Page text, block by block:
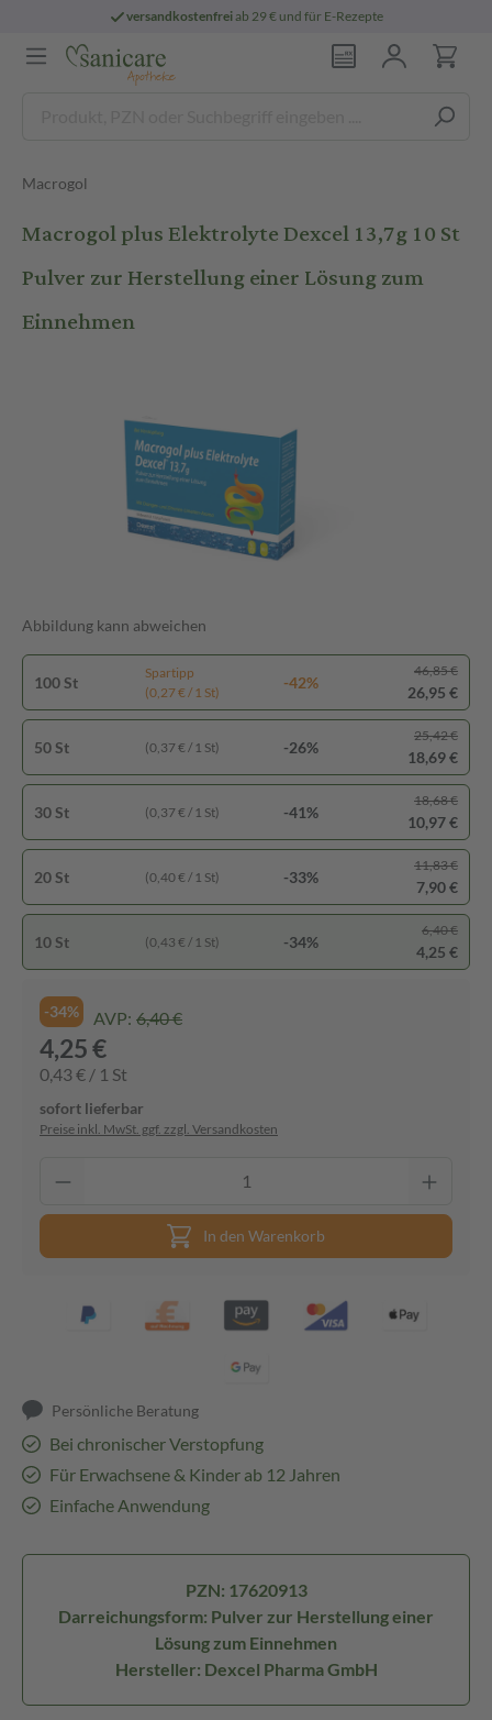
versandkostenfreiab 29 € und für E-Rezepte
Macrogol
Macrogol plus Elektrolyte Dexcel 13,7g 10 St
Pulver zur Herstellung einer Lösung zum
Einnehmen
Abbildung kann abweichen
100 St
Spartipp
(0,27 € / 1 St)
-42%
46,85 €
26,95 €
50 St (0,37 € / 1 St) -26%
25,42 €
18,69 €
30 St (0,37 € / 1 St) -41%
18,68 €
10,97 €
20 St (0,40 € / 1 St) -33%
11,83 €
7,90 €
10 St (0,43 € / 1 St) -34%
6,40 €
4,25 €
-34% AVP: 6,40 €
4,25 €
0,43 € / 1 St
sofort lieferbar
Preise inkl. MwSt. ggf. zzgl. Versandkosten
In den Warenkorb
Persönliche Beratung
Bei chronischer Verstopfung
Für Erwachsene & Kinder ab 12 Jahren
Einfache Anwendung
PZN: 17620913
Darreichungsform: Pulver zur Herstellung einer
Lösung zum Einnehmen
Hersteller: Dexcel Pharma GmbH